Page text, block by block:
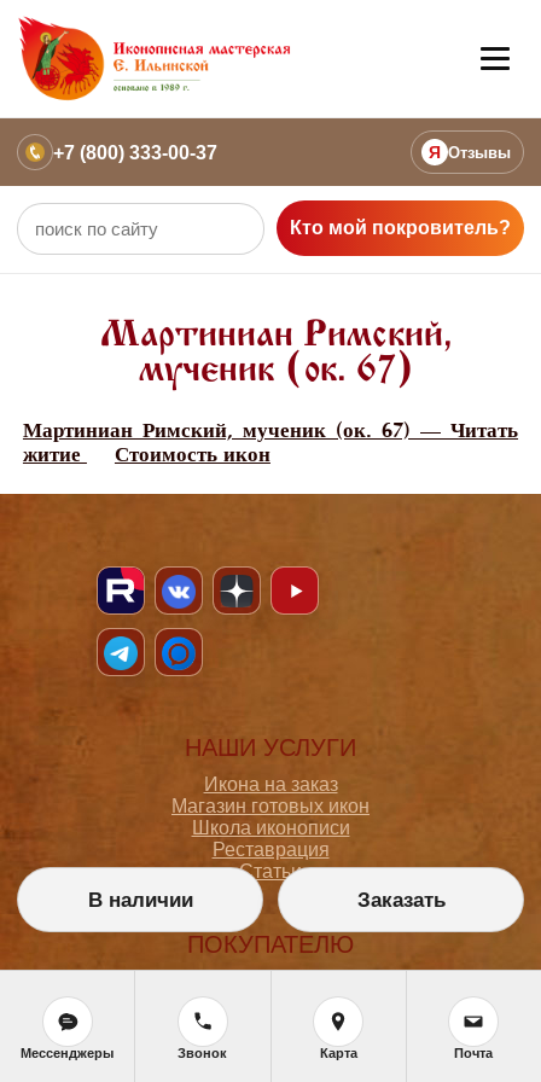
+7 (800) 333-00-37 Я Отзывы
Кто мой покровитель?
Мартиниан Римский,
мученик (ок. 67)
Мартиниан Римский, мученик (ок. 67) — Читать
житие
Стоимость икон
НАШИ УСЛУГИ
Икона на заказ
Магазин готовых икон
Школа иконописи
Реставрация
Статьи
ПОКУПАТЕЛЮ
Как сделать заказ
Доставка и оплата
Политика конфиденциальности
В наличии Заказать
Мессенджеры Звонок Карта Почта